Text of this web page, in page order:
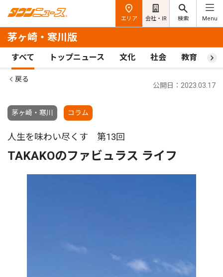
エリア 会社・IR 検索 Menu
茅ヶ崎・寒川版
すべて トップニュース 文化 社会 教育 ス
戻る
茅ヶ崎・寒川 コラム
公開日：2023.03.17
人生を味わい尽くす 第13回
TAKAKOのファビュラス ライフ